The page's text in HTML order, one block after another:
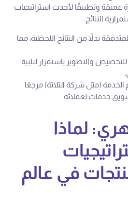
عميقة وتطبيقًا لأحدث استراتيجيات
النتائج.
بدلاً من النتائج اللحظية، مما
والتطوير باستمرار لتلبية
(مثل شركة التلاتة) مرجعًا
خدمات لعملائه.
لماذا
في عالم